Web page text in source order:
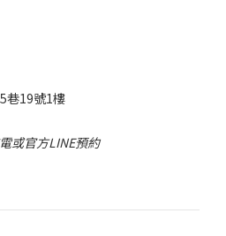
巷19號1樓
或官方LINE預約